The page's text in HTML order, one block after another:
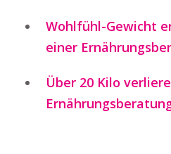
Wohlfühl-Gewicht
einer
Über 20 Kilo